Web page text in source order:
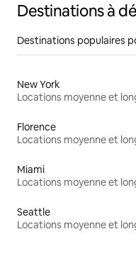
Destinations à
Destinations populaires
New York
Florence
Miami
Seattle